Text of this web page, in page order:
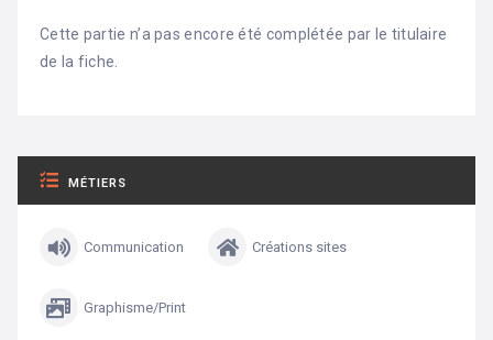
Cette partie n’a pas encore été complétée par le titulaire
de la fiche.
MÉTIERS
Communication Créations sites
Graphisme/Print